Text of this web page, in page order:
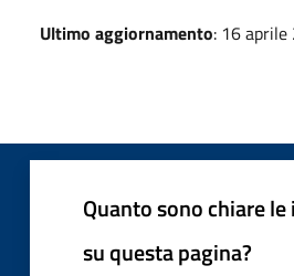
Ultimo aggiornamento: 16
Quanto sono chiare
su questa pagina?